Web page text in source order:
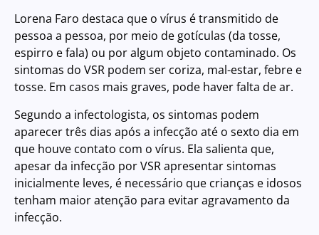
Lorena Faro destaca que o vírus é transmitido de
pessoa a pessoa, por meio de gotículas (da tosse,
espirro e fala) ou por algum objeto contaminado. Os
sintomas do VSR podem ser coriza, mal-estar, febre e
tosse. Em casos mais graves, pode haver falta de ar.
Segundo a infectologista, os sintomas podem
aparecer três dias após a infecção até o sexto dia em
que houve contato com o vírus. Ela salienta que,
apesar da infecção por VSR apresentar sintomas
inicialmente leves, é necessário que crianças e idosos
tenham maior atenção para evitar agravamento da
infecção.